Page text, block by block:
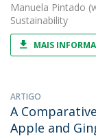
Manuela Pintado
Sustainability
MAIS
ARTIGO
A
Apple and